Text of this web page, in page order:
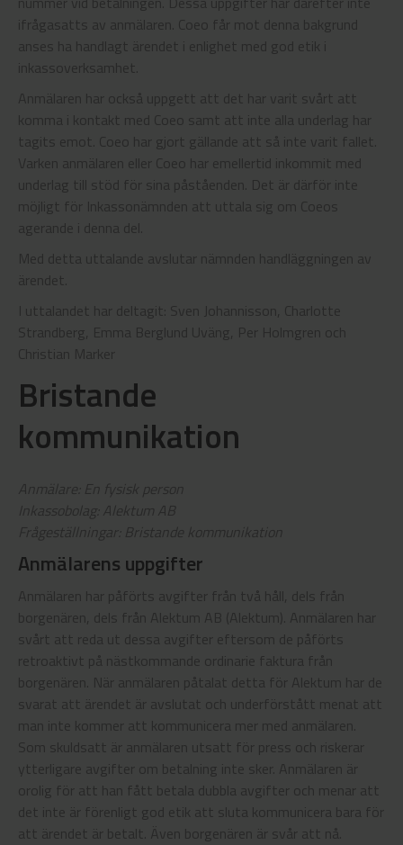
ifrågasatts av anmälaren. Coeo får mot denna bakgrund
anses ha handlagt ärendet i enlighet med god etik i
inkassoverksamhet.
Anmälaren har också uppgett att det har varit svårt att
komma i kontakt med Coeo samt att inte alla underlag har
tagits emot. Coeo har gjort gällande att så inte varit fallet.
Varken anmälaren eller Coeo har emellertid inkommit med
underlag till stöd för sina påståenden. Det är därför inte
möjligt för Inkassonämnden att uttala sig om Coeos
agerande i denna del.
Med detta uttalande avslutar nämnden handläggningen av
ärendet.
I uttalandet har deltagit: Sven Johannisson, Charlotte
Strandberg, Emma Berglund Uväng, Per Holmgren och
Christian Marker
Bristande
kommunikation
Anmälare: En fysisk person
Inkassobolag: Alektum AB
Frågeställningar: Bristande kommunikation
Anmälarens uppgifter
Anmälaren har påförts avgifter från två håll, dels från
borgenären, dels från Alektum AB (Alektum). Anmälaren har
svårt att reda ut dessa avgifter eftersom de påförts
retroaktivt på nästkommande ordinarie faktura från
borgenären. När anmälaren påtalat detta för Alektum har de
svarat att ärendet är avslutat och underförstått menat att
man inte kommer att kommunicera mer med anmälaren.
Som skuldsatt är anmälaren utsatt för press och riskerar
ytterligare avgifter om betalning inte sker. Anmälaren är
orolig för att han fått betala dubbla avgifter och menar att
det inte är förenligt god etik att sluta kommunicera bara för
att ärendet är betalt. Även borgenären är svår att nå.